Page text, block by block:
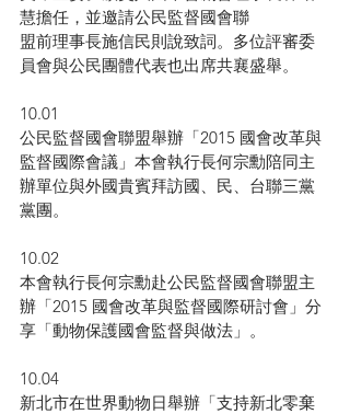
慧擔任，並邀請公民監督國會聯
盟前理事長施信民則說致詞。多位評審委
員會與公民團體代表也出席共襄盛舉。
10.01
公民監督國會聯盟舉辦「2015 國會改革與
監督國際會議」本會執行長何宗勳陪同主
辦單位與外國貴賓拜訪國、民、台聯三黨
黨團。
10.02
本會執行長何宗勳赴公民監督國會聯盟主
辦「2015 國會改革與監督國際研討會」分
享「動物保護國會監督與做法」。
10.04
新北市在世界動物日舉辦「支持新北零棄